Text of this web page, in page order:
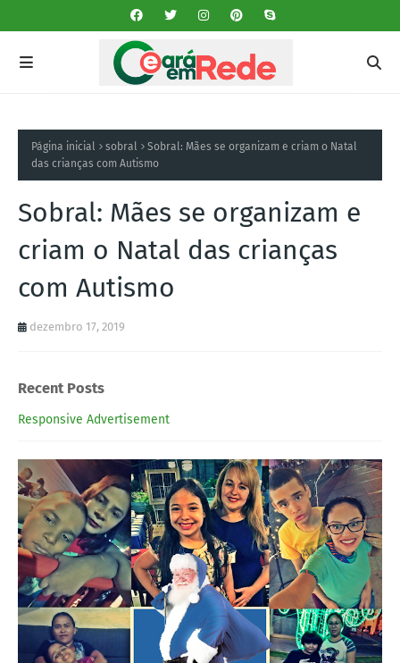
Página inicial sobral
Sobral: Mães se organizam e criam o Natal
das crianças com Autismo
Sobral: Mães se organizam e
criam o Natal das crianças
com Autismo
dezembro 17, 2019
Recent Posts
Responsive Advertisement